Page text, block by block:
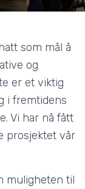
G
som mål å
og
er et viktig
i fremtidens
Vi har nå fått
prosjektet vår
muligheten til